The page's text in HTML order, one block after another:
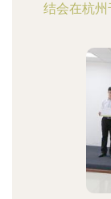
结会在杭